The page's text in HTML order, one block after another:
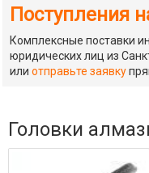
Поступления
Комплексные поставки
юридических лиц из
илиотправьте заявку
Головки